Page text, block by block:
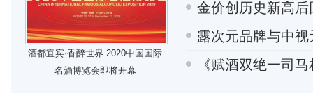
酒都宜宾·香醉世界 2020中国国际
名酒博览会即将开幕
金价创历史新高
露次元品牌与中
《赋酒双绝一司